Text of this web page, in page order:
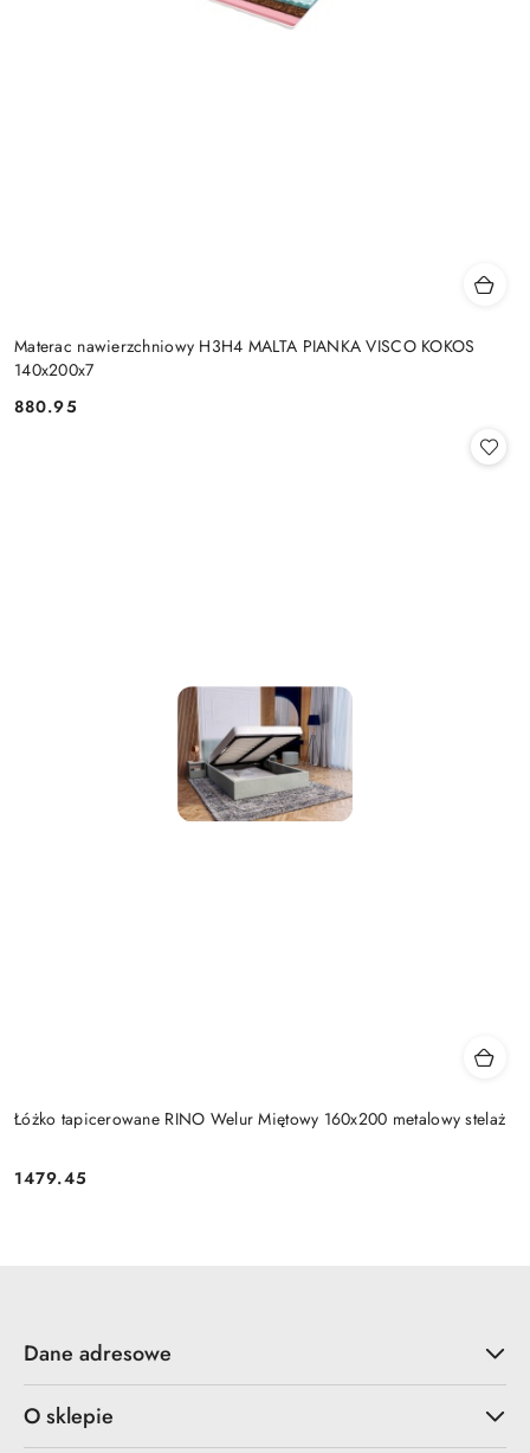
Materac nawierzchniowy H3H4 MALTA PIANKA VISCO KOKOS
140x200x7
Cena:
880.95
Łóżko tapicerowane RINO Welur Miętowy 160x200 metalowy stelaż
Cena:
1479.45
Dane adresowe
O sklepie